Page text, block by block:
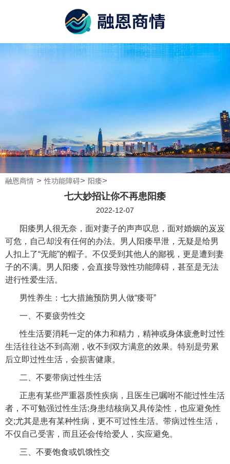
融恩商情 >性功能障碍> 阳痿>
七大妙招让你不再患阳痿
2022-12-07
阳痿男人很无奈，面对妻子的声声叹息，面对婚姻的岌岌
可危，自己却没有任何的办法。男人阳痿早泄，无疑是给男
人扣上了“无能”的帽子。不仅受到其他人的鄙视，更是遭到妻
子的不满。男人阳痿，会直接导致性功能障碍，甚至是无法
进行性爱生活。
男性养生：七大措施预防男人做“痿哥”
一、不要疲劳性交
性生活要消耗一定的体力和精力，精神或身体疲惫时过性
生活往往达不到高潮，收不到双方满意的效果。特别是劳累
后立即过性生活，会损害健康。
二、不要带病过性生活
正患有某些严重器质性疾病，且医生已嘱咐不能过性生活
者，不可勉强过性生活;身患结核病又具传染性，也应避免性
交;尤其是患有某种性病，更不可过性生活。带病过性生活，
不仅自己受害，而且还会传给爱人，实应避免。
三、不要饱食或饥饿性交